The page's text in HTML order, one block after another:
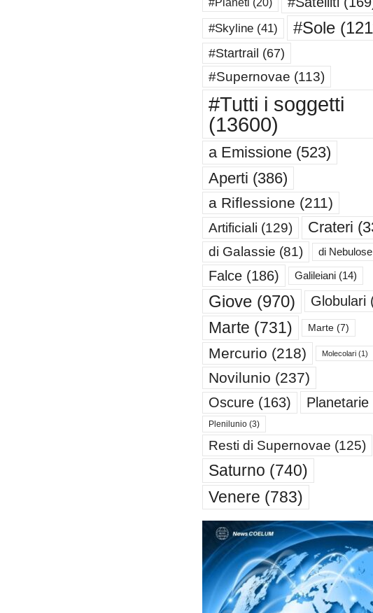
#Skyline(41) #Sole
#Startrail (67)
#Supernovae (113)
#Tutti i soggetti
(13600)
a Emissione(523)
Aperti (386)
a Riflessione (211)
Artificiali (129) Crateri
di Galassie (81) di Nebulose
Falce(186) Galileiani(14)
Giove(970) Globulari
Marte (731) Marte(7)
Mercurio (218) Molecolari(1)
Novilunio (237)
Oscure(163) Planetarie
Plenilunio(3)
Resti di Supernovae (125)
Saturno (740)
Venere (783)